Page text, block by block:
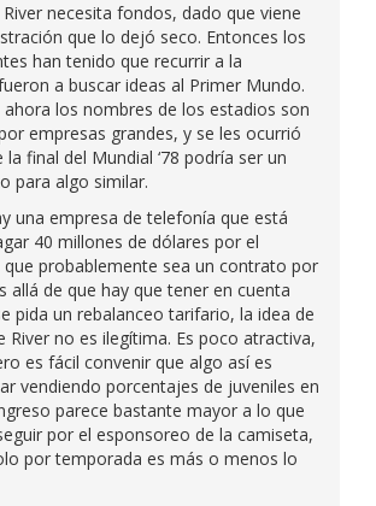
necesita fondos, dado que viene
que lo dejó seco. Entonces los
han tenido que recurrir a la
a buscar ideas al Primer Mundo.
ahora los nombres de los estadios son
empresas grandes, y se les ocurrió
la final del Mundial ‘78 podría ser un
para algo similar.
una empresa de telefonía que está
40 millones de dólares por el
probablemente sea un contrato por
allá de que hay que tener en cuenta
pida un rebalanceo tarifario, la idea de
River no es ilegítima. Es poco atractiva,
es fácil convenir que algo así es
vendiendo porcentajes de juveniles en
parece bastante mayor a lo que
por el esponsoreo de la camiseta,
por temporada es más o menos lo